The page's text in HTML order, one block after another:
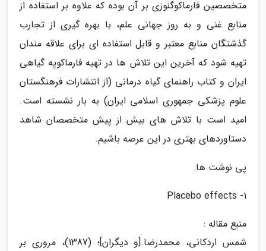
متخصصین فارماکوگنوزی بر آن بوده که علاوه بر استفاده از
منابع غنی و به روز جهانی علم، با بهره گیری از تجارب
گذشتگان منابع معتبر و قابل استفاده ای برای علاقه مندان
تهیه شود که آخرین این تلاش ها در تهیه فارماکوپه گیاهی
ایران و کتاب راهنمای گیاه درمانی (از انتشارات فرهنگستان
علوم پزشکی جمهوری اسلامی ایران) به بار نشسته است.
امید است با تلاش های بیش از پیش متخصصان شاهد
دستاوردهای بهتری در این عرصه باشیم.
پی نوشت ها:
1- Placebo effects
منبع مقاله :
شمس اردکانی، محمدرضا.[و دیگران]؛ (1387)، مروری بر